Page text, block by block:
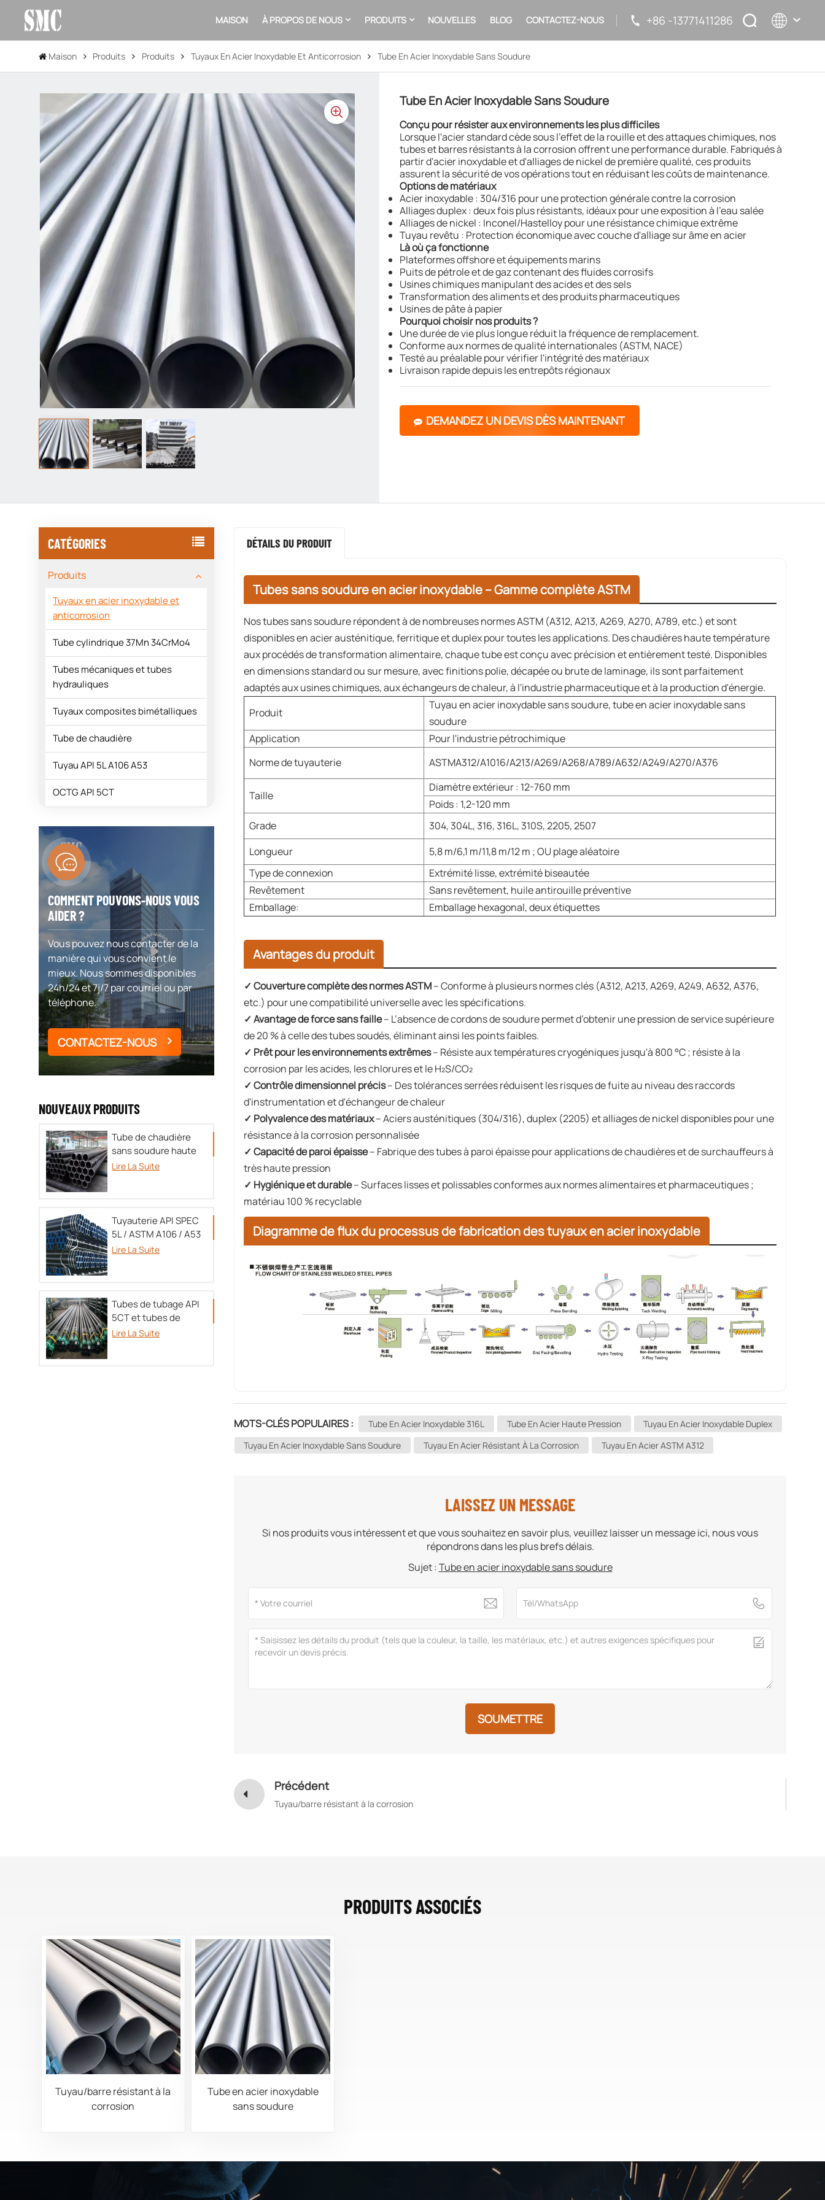
MAISON À PROPOS DE NOUS PRODUITS NOUVELLES BLOG CONTACTEZ-NOUS +86 -13771411286
English
español
Maison Produits Produits Tuyaux En Acier Inoxydable Et Anticorrosion Tube En Acier Inoxydable Sans Soudure
Tube En Acier Inoxydable Sans Soudure
Conçu pour résister aux environnements les plus difficiles
Lorsque l'acier standard cède sous l'effet de la rouille et des attaques chimiques, nos
tubes et barres résistants à la corrosion offrent une performance durable. Fabriqués à
partir d'acier inoxydable et d'alliages de nickel de première qualité, ces produits
assurent la sécurité de vos opérations tout en réduisant les coûts de maintenance.
Options de matériaux
Acier inoxydable : 304/316 pour une protection générale contre la corrosion
Alliages duplex : deux fois plus résistants, idéaux pour une exposition à l’eau salée
Alliages de nickel : Inconel/Hastelloy pour une résistance chimique extrême
Tuyau revêtu : Protection économique avec couche d'alliage sur âme en acier
Là où ça fonctionne
Plateformes offshore et équipements marins
Puits de pétrole et de gaz contenant des fluides corrosifs
Usines chimiques manipulant des acides et des sels
Transformation des aliments et des produits pharmaceutiques
Usines de pâte à papier
Pourquoi choisir nos produits ?
Une durée de vie plus longue réduit la fréquence de remplacement.
Conforme aux normes de qualité internationales (ASTM, NACE)
Testé au préalable pour vérifier l'intégrité des matériaux
Livraison rapide depuis les entrepôts régionaux
DEMANDEZ UN DEVIS DÈS MAINTENANT
CATÉGORIES
Produits
Tuyaux en acier inoxydable et
anticorrosion
Tube cylindrique 37Mn 34CrMo4
Tubes mécaniques et tubes
hydrauliques
Tuyaux composites bimétalliques
Tube de chaudière
Tuyau API 5L A106 A53
OCTG API 5CT
COMMENT POUVONS-NOUS VOUS
AIDER ?
Vous pouvez nous contacter de la
manière qui vous convient le
mieux. Nous sommes disponibles
24h/24 et 7j/7 par courriel ou par
téléphone.
CONTACTEZ-NOUS
NOUVEAUX PRODUITS
Tube de chaudière
sans soudure haute
pression TU 14-3P-
2001/A179/A192/SA213/DIN17175
Lire La Suite
Tuyauterie API SPEC
5L / ASTM A106 / A53
Lire La Suite
Tubes de tubage API
5CT et tubes de
tubage OCTG
Lire La Suite
DÉTAILS DU PRODUIT
Tubes sans soudure en acier inoxydable – Gamme complète ASTM
Nos tubes sans soudure répondent à de nombreuses normes ASTM (A312, A213, A269, A270, A789, etc.) et sont
disponibles en acier austénitique, ferritique et duplex pour toutes les applications. Des chaudières haute température
aux procédés de transformation alimentaire, chaque tube est conçu avec précision et entièrement testé. Disponibles
en dimensions standard ou sur mesure, avec finitions polie, décapée ou brute de laminage, ils sont parfaitement
adaptés aux usines chimiques, aux échangeurs de chaleur, à l'industrie pharmaceutique et à la production d'énergie.
Produit
Tuyau en acier inoxydable sans soudure, tube en acier inoxydable sans
soudure
Application
Pour l'industrie pétrochimique
Norme de tuyauterie
ASTMA312/A1016/A213/A269/A268/A789/A632/A249/A270/A376
Taille
Diamètre extérieur : 12-760 mm
Poids : 1,2-120 mm
Grade
304, 304L, 316, 316L, 310S, 2205, 2507
Longueur
5,8 m/6,1 m/11,8 m/12 m ; OU plage aléatoire
Type de connexion
Extrémité lisse, extrémité biseautée
Revêtement
Sans revêtement, huile antirouille préventive
Emballage:
Emballage hexagonal, deux étiquettes
Avantages du produit
✓ Couverture complète des normes ASTM– Conforme à plusieurs normes clés (A312, A213, A269, A249, A632, A376,
etc.) pour une compatibilité universelle avec les spécifications.
✓ Avantage de force sans faille– L’absence de cordons de soudure permet d’obtenir une pression de service supérieure
de 20 % à celle des tubes soudés, éliminant ainsi les points faibles.
✓ Prêt pour les environnements extrêmes– Résiste aux températures cryogéniques jusqu'à 800 °C ; résiste à la
corrosion par les acides, les chlorures et le H₂S/CO₂
✓ Contrôle dimensionnel précis– Des tolérances serrées réduisent les risques de fuite au niveau des raccords
d'instrumentation et d'échangeur de chaleur
✓ Polyvalence des matériaux– Aciers austénitiques (304/316), duplex (2205) et alliages de nickel disponibles pour une
résistance à la corrosion personnalisée
✓ Capacité de paroi épaisse– Fabrique des tubes à paroi épaisse pour applications de chaudières et de surchauffeurs à
très haute pression
✓ Hygiénique et durable– Surfaces lisses et polissables conformes aux normes alimentaires et pharmaceutiques ;
matériau 100 % recyclable
Diagramme de flux du processus de fabrication des tuyaux en acier inoxydable
MOTS-CLÉS POPULAIRES : Tube En Acier Inoxydable 316L Tube En Acier Haute Pression
Tuyau En Acier Inoxydable Duplex
Tuyau En Acier Inoxydable Sans Soudure
Tuyau En Acier Résistant À La Corrosion Tuyau En Acier ASTM A312
LAISSEZ UN MESSAGE
Si nos produits vous intéressent et que vous souhaitez en savoir plus, veuillez laisser un message ici, nous vous
répondrons dans les plus brefs délais.
Sujet :Tube en acier inoxydable sans soudure
SOUMETTRE
Précédent
Tuyau/barre résistant à la corrosion
PRODUITS ASSOCIÉS
Tuyau/barre résistant à la
corrosion
Tube en acier inoxydable
sans soudure